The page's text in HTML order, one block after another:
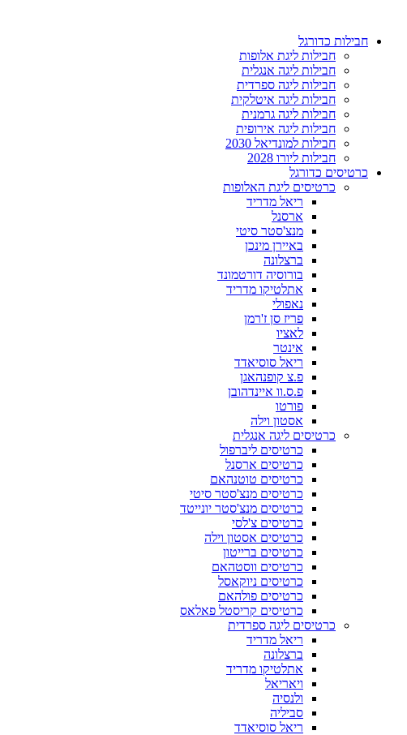
חבילות כדורגל
חבילות ליגת אלופות
חבילות ליגה אנגלית
חבילות ליגה ספרדית
חבילות ליגה איטלקית
חבילות ליגה גרמנית
חבילות ליגה אירופית
חבילות למונדיאל 2030
חבילות ליורו 2028
כרטיסים כדורגל
כרטיסים ליגת האלופות
ריאל מדריד
ארסנל
מנצ'סטר סיטי
באיירן מינכן
ברצלונה
בורוסיה דורטמונד
אתלטיקו מדריד
נאפולי
פריז סן ז'רמן
לאציו
אינטר
ריאל סוסיאדד
פ.צ קופנהאגן
פ.ס.וו איינדהובן
פורטו
אסטון וילה
כרטיסים ליגה אנגלית
כרטיסים ליברפול
כרטיסים ארסנל
כרטיסים טוטנהאם
כרטיסים מנצ'סטר סיטי
כרטיסים מנצ'סטר יונייטד
כרטיסים צ'לסי
כרטיסים אסטון וילה
כרטיסים ברייטון
כרטיסים ווסטהאם
כרטיסים ניוקאסל
כרטיסים פולהאם
כרטיסים קריסטל פאלאס
כרטיסים ליגה ספרדית
ריאל מדריד
ברצלונה
אתלטיקו מדריד
ויאריאל
ולנסיה
סביליה
ריאל סוסיאדד